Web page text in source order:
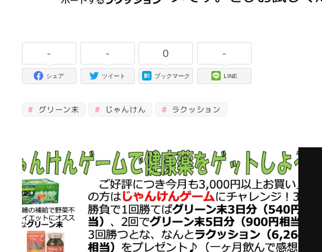
-
シェア
-
ツイート
0
ブックマーク
-
LINE
グリーン末 じゃんけん ラクッション